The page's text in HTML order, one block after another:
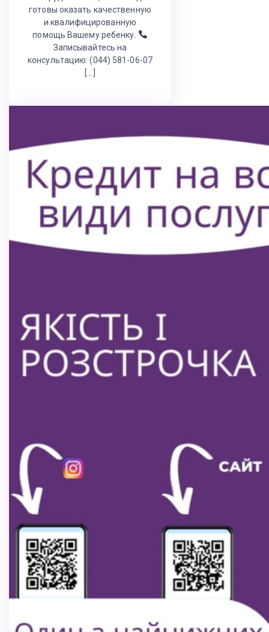
готовы оказать качественную
и квалифицированную
помощь Вашему ребенку.
Записывайтесь на
консультацию: (044) 581-06-07
[…]